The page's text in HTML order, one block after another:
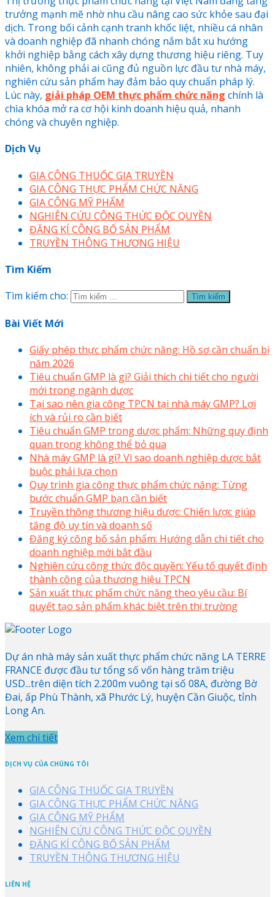
trưởng mạnh mẽ nhờ nhu cầu nâng cao sức khỏe sau đại
dịch. Trong bối cảnh cạnh tranh khốc liệt, nhiều cá nhân
và doanh nghiệp đã nhanh chóng nắm bắt xu hướng
khởi nghiệp bằng cách xây dựng thương hiệu riêng. Tuy
nhiên, không phải ai cũng đủ nguồn lực đầu tư nhà máy,
nghiên cứu sản phẩm hay đảm bảo quy chuẩn pháp lý.
Lúc này, giải pháp OEM thực phẩm chức năng chính là
chìa khóa mở ra cơ hội kinh doanh hiệu quả, nhanh
chóng và chuyên nghiệp.
Dịch Vụ
GIA CÔNG THUỐC GIA TRUYỀN
GIA CÔNG THỰC PHẨM CHỨC NĂNG
GIA CÔNG MỸ PHẨM
NGHIÊN CỨU CÔNG THỨC ĐỘC QUYỀN
ĐĂNG KÍ CÔNG BỐ SẢN PHẨM
TRUYỀN THÔNG THƯƠNG HIỆU
Tìm Kiếm
Tìm kiếm cho:
Bài Viết Mới
Giấy phép thực phẩm chức năng: Hồ sơ cần chuẩn bị
năm 2026
Tiêu chuẩn GMP là gì? Giải thích chi tiết cho người
mới trong ngành dược
Tại sao nên gia công TPCN tại nhà máy GMP? Lợi
ích và rủi ro cần biết
Tiêu chuẩn GMP trong dược phẩm: Những quy định
quan trọng không thể bỏ qua
Nhà máy GMP là gì? Vì sao doanh nghiệp dược bắt
buộc phải lựa chọn
Quy trình gia công thực phẩm chức năng: Từng
bước chuẩn GMP bạn cần biết
Truyền thông thương hiệu dược: Chiến lược giúp
tăng độ uy tín và doanh số
Đăng ký công bố sản phẩm: Hướng dẫn chi tiết cho
doanh nghiệp mới bắt đầu
Nghiên cứu công thức độc quyền: Yếu tố quyết định
thành công của thương hiệu TPCN
Sản xuất thực phẩm chức năng theo yêu cầu: Bí
quyết tạo sản phẩm khác biệt trên thị trường
Dự án nhà máy sản xuất thực phẩm chức năng LA TERRE
FRANCE được đầu tư tổng số vốn hàng trăm triệu
USD...trên diện tích 2.200m vuông tại số 08A, đường Bờ
Đai, ấp Phù Thành, xã Phước Lý, huyện Cần Giuộc, tỉnh
Long An.
Xem chi tiết
DỊCH VỤ CỦA CHÚNG TÔI
GIA CÔNG THUỐC GIA TRUYỀN
GIA CÔNG THỰC PHẨM CHỨC NĂNG
GIA CÔNG MỸ PHẨM
NGHIÊN CỨU CÔNG THỨC ĐỘC QUYỀN
ĐĂNG KÍ CÔNG BỐ SẢN PHẨM
TRUYỀN THÔNG THƯƠNG HIỆU
LIÊN HỆ